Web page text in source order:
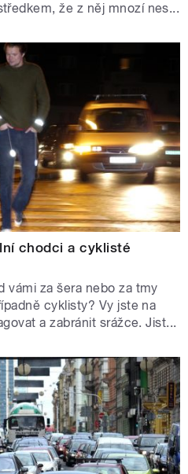
že z něj mnozí nes...
chodci a cyklisté
vámi za šera nebo za tmy
cyklisty? Vy jste na
a zabránit srážce. Jist...